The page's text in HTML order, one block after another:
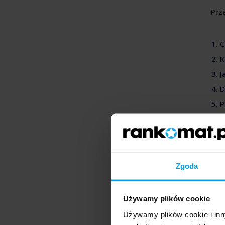
Zgoda
Używamy plików cookie
Używamy plików cookie i
1.
2.
3.
4.
5.
7.